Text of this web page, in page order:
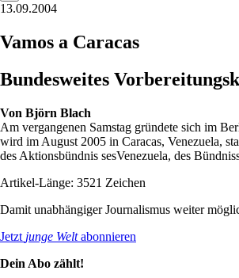
13.09.2004
Vamos a Caracas
Bundesweites
Von Björn Blach
Am vergangenen Samstag gründete sich im
wird im August 2005 in Caracas, Venezuela,
des Aktionsbündnis sesVenezuela, des
Artikel-Länge: 3521 Zeichen
Damit unabhängiger Journalismus weiter
Jetzt junge Weltabonnieren
Dein Abo zählt!